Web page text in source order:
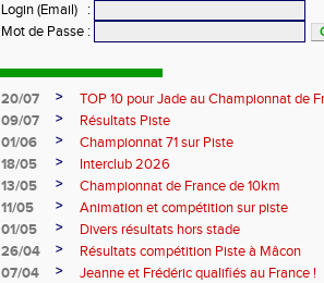
Login (Email)
:
Mot de Passe :
20/07 >
TOP 10 pour Jade au Championnat de
09/07
>
Résultats Piste
01/06
>
Championnat 71 sur Piste
18/05
>
Interclub 2026
13/05
>
Championnat de France de 10km
11/05
>
Animation et compétition sur piste
01/05
>
Divers résultats hors stade
26/04
>
Résultats compétition Piste à Mâcon
07/04
>
Jeanne et Frédéric qualifiés au France !